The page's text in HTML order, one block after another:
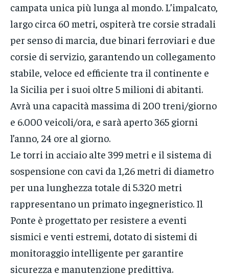
campata unica più lunga al mondo. L’impalcato,
largo circa 60 metri, ospiterà tre corsie stradali
per senso di marcia, due binari ferroviari e due
corsie di servizio, garantendo un collegamento
stabile, veloce ed efficiente tra il continente e
la Sicilia per i suoi oltre 5 milioni di abitanti.
Avrà una capacità massima di 200 treni/giorno
e 6.000 veicoli/ora, e sarà aperto 365 giorni
l’anno, 24 ore al giorno.
Le torri in acciaio alte 399 metri e il sistema di
sospensione con cavi da 1,26 metri di diametro
per una lunghezza totale di 5.320 metri
rappresentano un primato ingegneristico. Il
Ponte è progettato per resistere a eventi
sismici e venti estremi, dotato di sistemi di
monitoraggio intelligente per garantire
sicurezza e manutenzione predittiva.